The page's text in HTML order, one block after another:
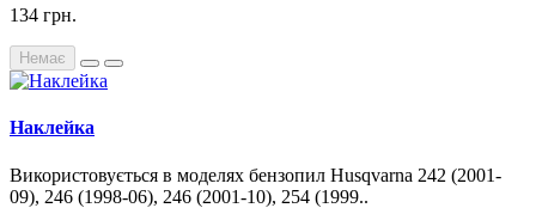
134 грн.
Немає
Наклейка
Використовується в моделях бензопил Husqvarna 242 (2001-
09), 246 (1998-06), 246 (2001-10), 254 (1999..